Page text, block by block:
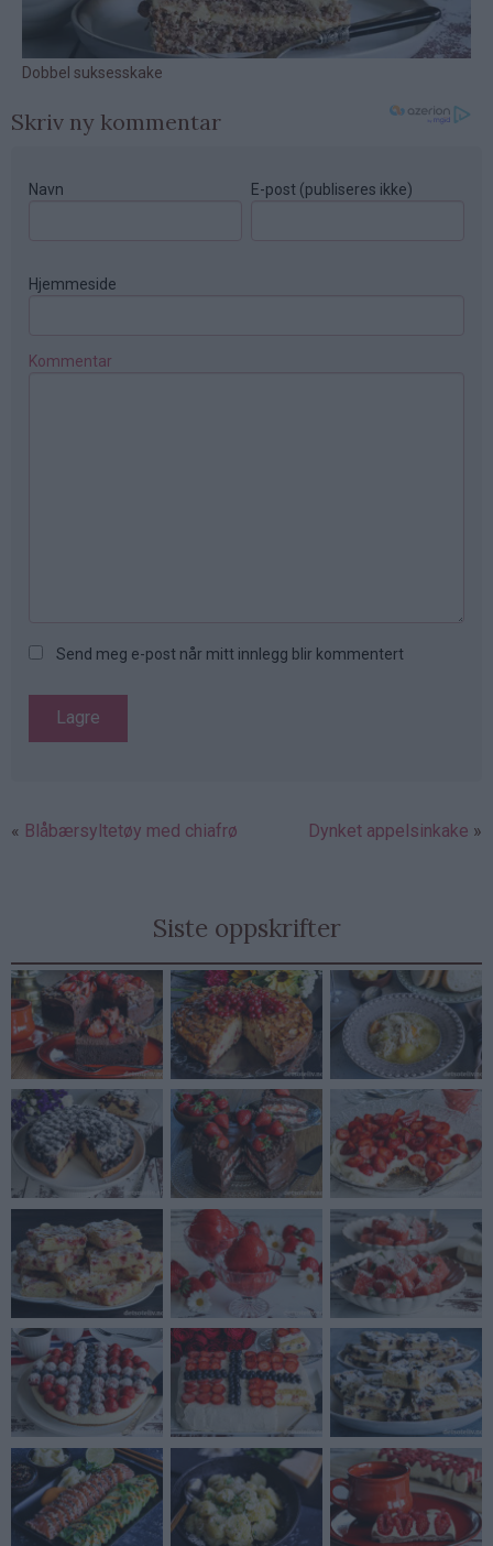
Skriv ny kommentar
Navn E-post (publiseres ikke)
Hjemmeside
Kommentar
Send meg e-post når mitt innlegg blir kommentert
Blåbærsyltetøy med chiafrø Dynket appelsinkake
Siste oppskrifter